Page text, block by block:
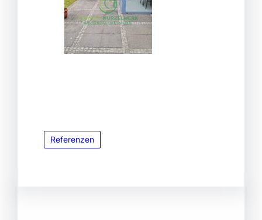
Referenzen